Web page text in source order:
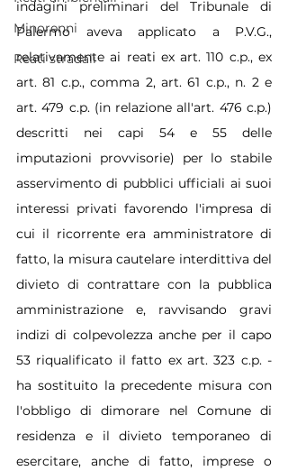
Minorenni
Reati stradali
indagini preliminari del Tribunale di
Palermo aveva applicato a P.V.G.,
relativamente ai reati ex art. 110 c.p., ex
art. 81 c.p., comma 2, art. 61 c.p., n. 2 e
art. 479 c.p. (in relazione all'art. 476 c.p.)
descritti nei capi 54 e 55 delle
imputazioni provvisorie) per lo stabile
asservimento di pubblici ufficiali ai suoi
interessi privati favorendo l'impresa di
cui il ricorrente era amministratore di
fatto, la misura cautelare interdittiva del
divieto di contrattare con la pubblica
amministrazione e, ravvisando gravi
indizi di colpevolezza anche per il capo
53 riqualificato il fatto ex art. 323 c.p. -
ha sostituito la precedente misura con
l'obbligo di dimorare nel Comune di
residenza e il divieto temporaneo di
esercitare, anche di fatto, imprese o